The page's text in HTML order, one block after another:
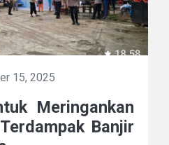
15, 2025
Meringankan
Banjir